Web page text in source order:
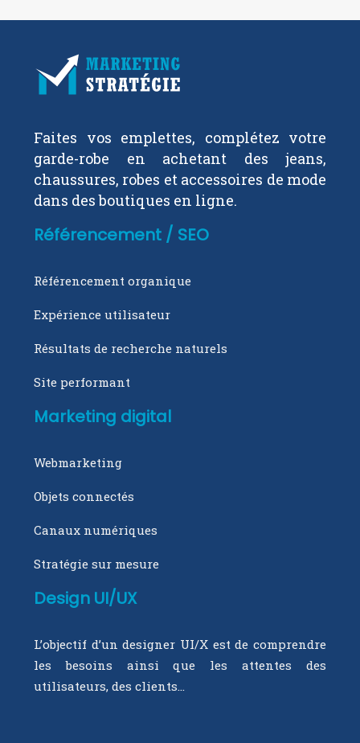
Faites vos emplettes, complétez votre
garde-robe en achetant des jeans,
chaussures, robes et accessoires de mode
dans des boutiques en ligne.
Référencement / SEO
Référencement organique
Expérience utilisateur
Résultats de recherche naturels
Site performant
Marketing digital
Webmarketing
Objets connectés
Canaux numériques
Stratégie sur mesure
Design UI/UX
L’objectif d’un designer UI/X est de comprendre
les besoins ainsi que les attentes des
utilisateurs, des clients…